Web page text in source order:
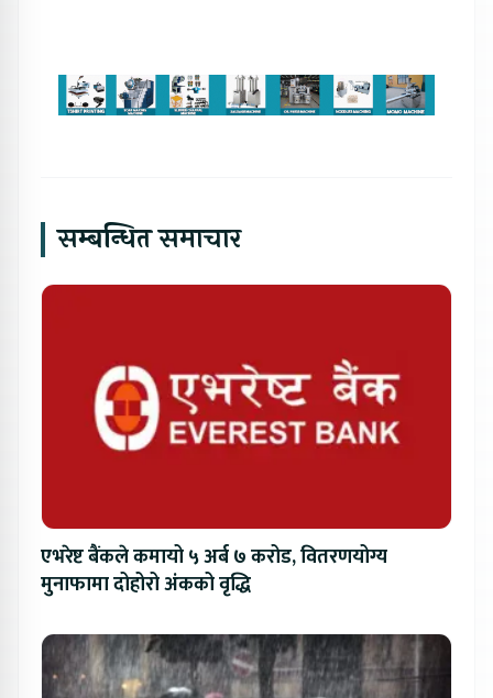
सम्बन्धित समाचार
एभरेष्ट बैंकले कमायो ५ अर्ब ७ करोड, वितरणयोग्य
मुनाफामा दोहोरो अंकको वृद्धि